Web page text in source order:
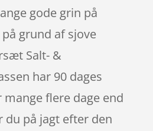
gode grin på
grund af sjove
Salt- &
har 90 dages
flere dage end
du på jagt efter den